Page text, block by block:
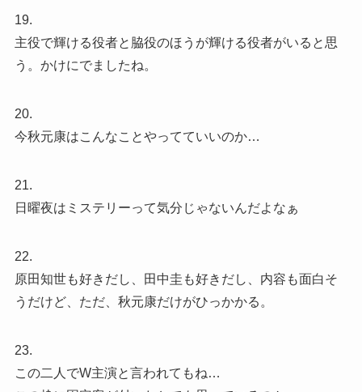
19.
主役で輝ける役者と脇役のほうが輝ける役者がいると思
う。かけにでましたね。
20.
今秋元康はこんなことやってていいのか…
21.
日曜夜はミステリーって気分じゃないんだよなぁ
22.
原田知世も好きだし、田中圭も好きだし、内容も面白そ
うだけど、ただ、秋元康だけがひっかかる。
23.
この二人でW主演と言われてもね…